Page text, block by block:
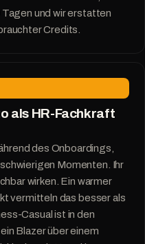
Tagen und wir erstatten
Credits.
als HR-Fachkraft
des Onboardings,
Momenten. Ihr
wirken. Ein warmer
vermitteln das besser als
Casual ist in den
Blazer über einem